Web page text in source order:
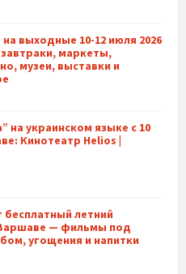
выходные 10-12 июля 2026
маркеты,
музеи, выставки и
на украинском языке с 10
Кинотеатр Helios |
бесплатный летний
— фильмы под
угощения и напитки